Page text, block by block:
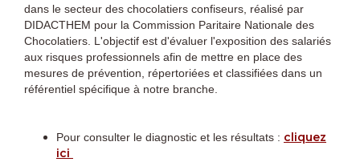
dans le secteur des chocolatiers confiseurs, réalisé par
DIDACTHEM pour la Commission Paritaire Nationale des
Chocolatiers. L'objectif est d'évaluer l'exposition des salariés
aux risques professionnels afin de mettre en place des
mesures de prévention, répertoriées et classifiées dans un
référentiel spécifique à notre branche.
Pour consulter le diagnostic et les résultats : cliquez
ici